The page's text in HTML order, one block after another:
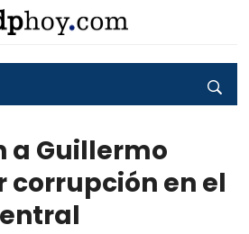
a Guillermo
corrupción en el